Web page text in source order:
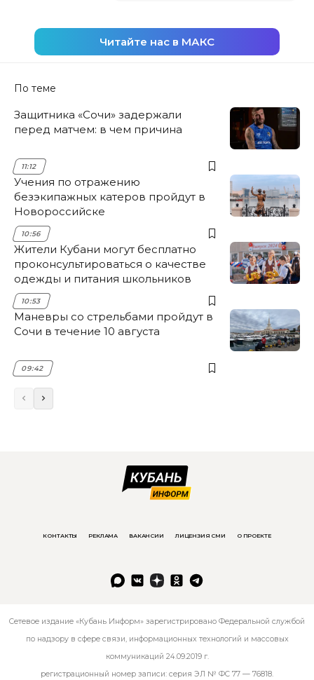
Читайте нас в МАКС
По теме
Защитника «Сочи» задержали
перед матчем: в чем причина
11:12
Учения по отражению
безэкипажных катеров пройдут в
Новороссийске
10:56
Жители Кубани могут бесплатно
проконсультироваться о качестве
одежды и питания школьников
10:53
Маневры со стрельбами пройдут в
Сочи в течение 10 августа
09:42
КОНТАКТЫ РЕКЛАМА ВАКАНСИИ ЛИЦЕНЗИЯ СМИ О ПРОЕКТЕ
Сетевое издание «Кубань Информ» зарегистрировано Федеральной службой
по надзору в сфере связи, информационных технологий и массовых
коммуникаций 24.09.2019 г.
регистрационный номер записи: серия ЭЛ № ФС 77 — 76818.